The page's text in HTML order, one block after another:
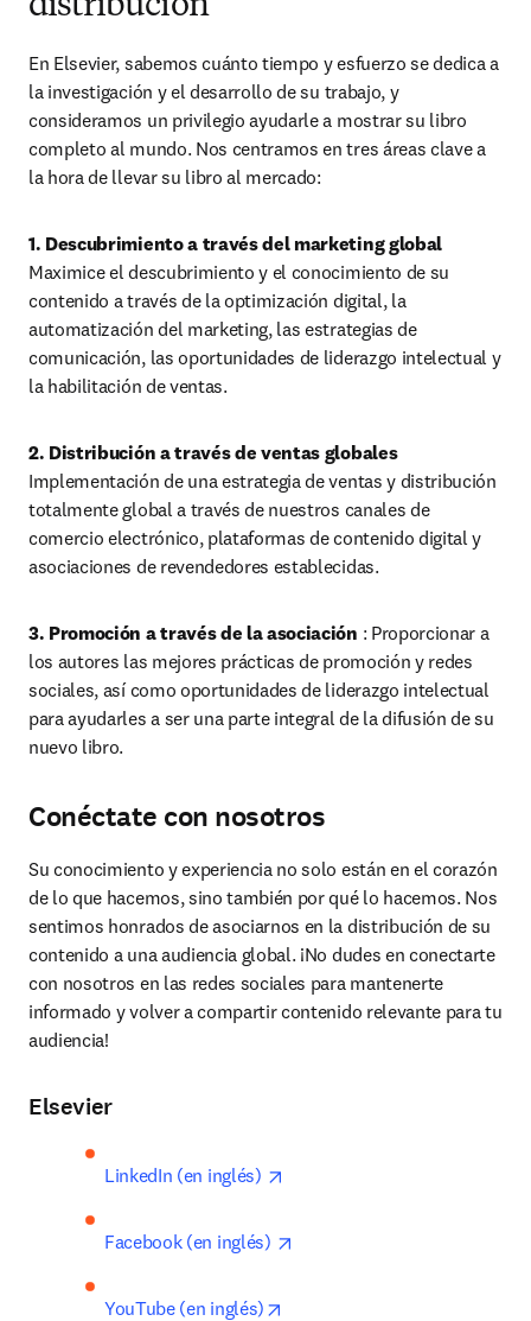
distribución
En Elsevier, sabemos cuánto tiempo y esfuerzo se dedica a
la investigación y el desarrollo de su trabajo, y
consideramos un privilegio ayudarle a mostrar su libro
completo al mundo. Nos centramos en tres áreas clave a
la hora de llevar su libro al mercado:
1. Descubrimiento a través del marketing global
Maximice el descubrimiento y el conocimiento de su
contenido a través de la optimización digital, la
automatización del marketing, las estrategias de
comunicación, las oportunidades de liderazgo intelectual y
la habilitación de ventas.
2. Distribución a través de ventas globales
Implementación de una estrategia de ventas y distribución
totalmente global a través de nuestros canales de
comercio electrónico, plataformas de contenido digital y
asociaciones de revendedores establecidas.
3. Promoción a través de la asociación : Proporcionar a
los autores las mejores prácticas de promoción y redes
sociales, así como oportunidades de liderazgo intelectual
para ayudarles a ser una parte integral de la difusión de su
nuevo libro.
Conéctate con nosotros
Su conocimiento y experiencia no solo están en el corazón
de lo que hacemos, sino también por qué lo hacemos. Nos
sentimos honrados de asociarnos en la distribución de su
contenido a una audiencia global. ¡No dudes en conectarte
con nosotros en las redes sociales para mantenerte
informado y volver a compartir contenido relevante para tu
audiencia!
Elsevier
LinkedIn (en inglés)
Facebook (en inglés)
YouTube (en inglés)